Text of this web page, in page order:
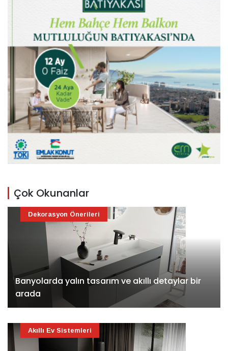
Çok Okunanlar
Banyolarda yalın tasarım ve akıllı detaylar bir
arada
Dekorasyon Önerileri
Akıllı Ev Sistemleri